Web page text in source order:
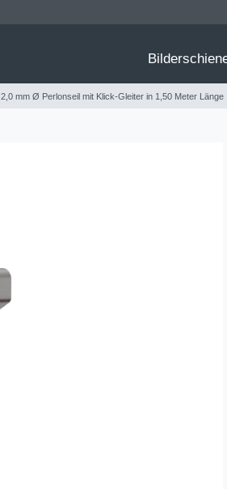
2,0 mm Ø Perlonseil mit Klick-Gleiter in 1,50 Meter Länge